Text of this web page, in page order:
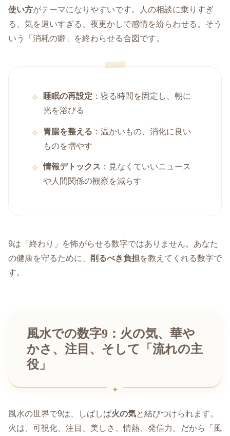
使い方がテーマになりやすいです。人の相談に乗りすぎ
る、気を遣いすぎる、夜更かしで感情を紛らわせる。そう
いう「消耗の癖」を終わらせる合図です。
睡眠の再設定 ：寝る時間を固定し、朝に
光を浴びる
胃腸を整える ：温かいもの、消化に良い
ものを増やす
情報デトックス ：見なくていいニュース
や人間関係の観察を減らす
9は「終わり」を怖がらせる数字ではありません。あなた
の健康を守るために、 削るべき負担を教えてくれる数字で
す。
風水での数字9：火の気、華や
かさ、注目、そして「流れの主
役」
風水の世界で9は、しばしば火の気と結びつけられます。
火は、可視化、注目、美しさ、情熱、発信力。だから「風